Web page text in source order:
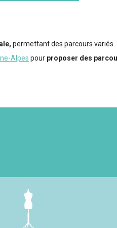
permettant des parcours variés.
Alpes pour proposer des
haute couture, prêt à porter ou sur-mesure), en